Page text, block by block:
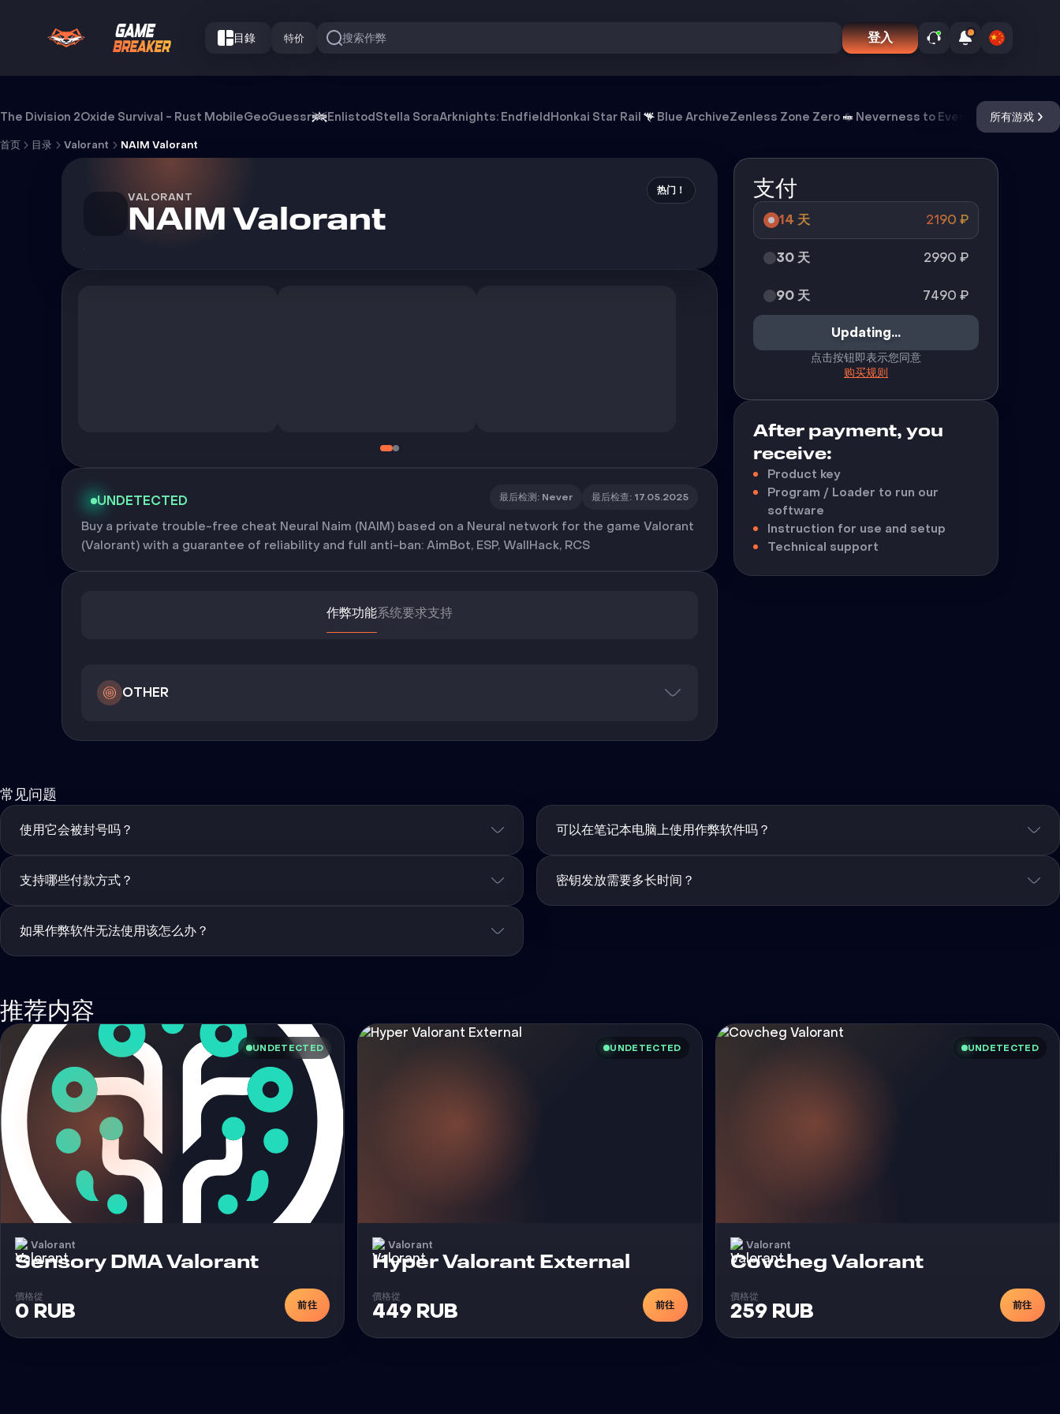
目錄 特价 搜索作弊 登入
The Division 2Oxide Survival - Rust MobileGeoGuessr EnlistodStella SoraArknights: EndfieldHonkai Star Rail Blue ArchiveZenless Zone Zero Neverness to Everness Meccha
所有游戏
首页 目录 Valorant NAIM Valorant
VALORANT
NAIM Valorant
热门！
UNDETECTED 最后检测 : Never 最后检查: 17.05.2025
Buy a private trouble-free cheat Neural Naim (NAIM) based on a Neural network for the game Valorant
(Valorant) with a guarantee of reliability and full anti-ban: AimBot, ESP, WallHack, RCS
作弊功能系统要求支持
OTHER
支付
14 天 2190 ₽
30 天 2990 ₽
90 天 7490 ₽
Updating...
点击按钮即表示您同意
购买规则
After payment, you
receive:
Product key
Program / Loader to run our
software
Instruction for use and setup
Technical support
常见问题
使用它会被封号吗？ 可以在笔记本电脑上使用作弊软件吗？
支持哪些付款方式？ 密钥发放需要多长时间？
如果作弊软件无法使用该怎么办？
推荐内容
UNDETECTED
Valorant
Sensory DMA Valorant外挂
價格從
0 RUB 前往
UNDETECTED
Valorant
Hyper Valorant External
價格從
449 RUB 前往
UNDETECTED
Valorant
Covcheg Valorant外挂
價格從
259 RUB 前往